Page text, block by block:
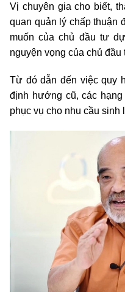
Vị chuyên gia cho biết,
quan quản lý chấp thuận
muốn của chủ đầu tư
nguyện vọng của chủ đầu
Từ đó dẫn đến việc quy
định hướng cũ, các
phục vụ cho nhu cầu sinh